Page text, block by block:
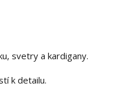
svetry a kardigany.
k detailu.